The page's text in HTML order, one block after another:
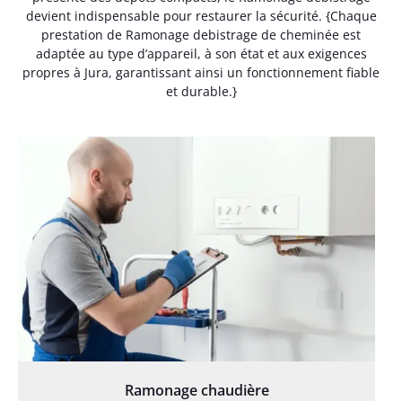
devient indispensable pour restaurer la sécurité. {Chaque
prestation de Ramonage debistrage de cheminée est
adaptée au type d’appareil, à son état et aux exigences
propres à Jura, garantissant ainsi un fonctionnement fiable
et durable.}
Ramonage chaudière